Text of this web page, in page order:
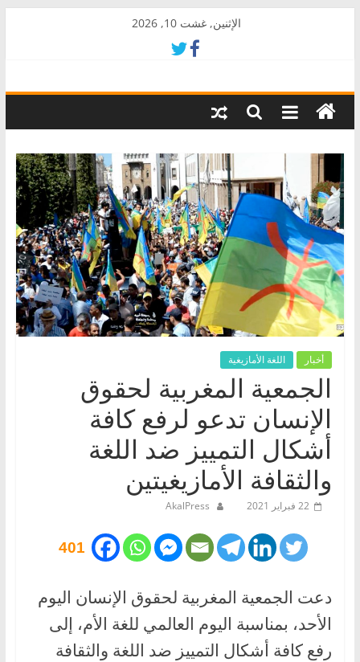
الإثنين, غشت 10, 2026
AkalPress
منبر
المغرب
أخبار اللغة الأمازيغية
الجمعية المغربية لحقوق
الإنسان تدعو لرفع كافة
أشكال التمييز ضد اللغة
والثقافة الأمازيغيتين
22 فبراير 2021 AkalPress
401
دعت الجمعية المغربية لحقوق الإنسان اليوم
الأحد، بمناسبة اليوم العالمي للغة الأم، إلى
رفع كافة أشكال التمييز ضد اللغة والثقافة